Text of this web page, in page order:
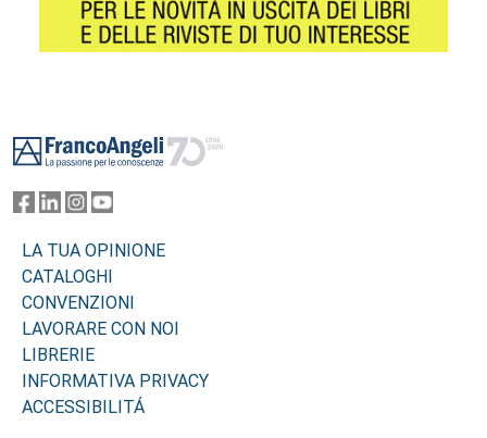
LA TUA OPINIONE
CATALOGHI
CONVENZIONI
LAVORARE CON NOI
LIBRERIE
INFORMATIVA PRIVACY
ACCESSIBILITÁ